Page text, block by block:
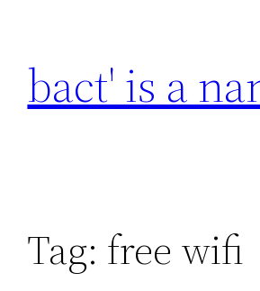
content
bact' is a
Tag: free wifi